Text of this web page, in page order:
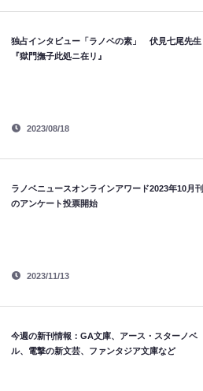
独占インタビュー「ラノベの素」 伏見七尾先生
『獄門撫子此処ニ在リ』
2023/08/18
ラノベニュースオンラインアワード2023年10月刊
のアンケート投票開始
2023/11/13
今週の新刊情報：GA文庫、アース・スターノベ
ル、電撃の新文芸、ファンタジア文庫など